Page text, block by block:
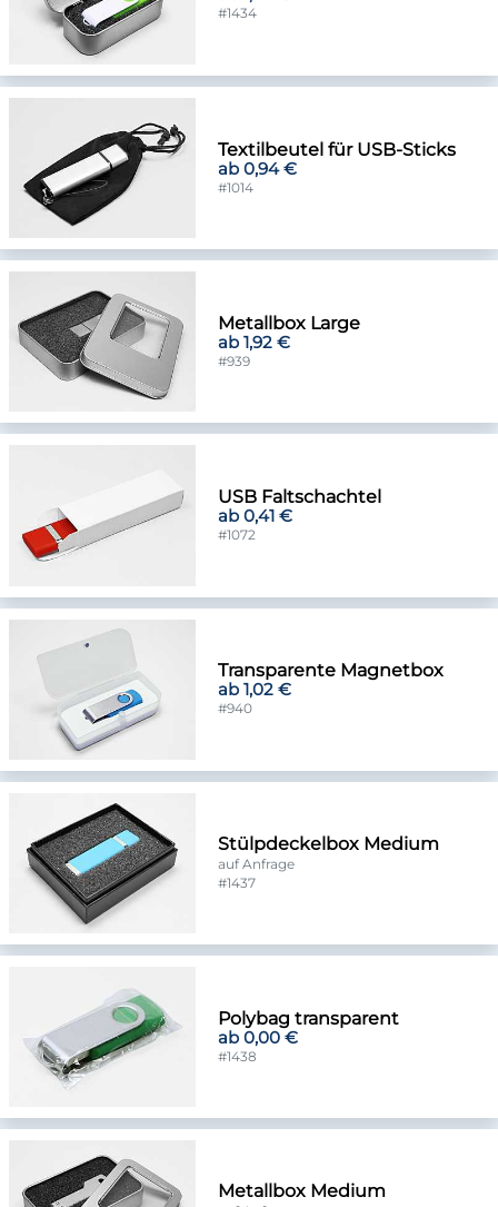
#1434
Textilbeutel für USB-Sticks
ab 0,94 €
#1014
Metallbox Large
ab 1,92 €
#939
USB Faltschachtel
ab 0,41 €
#1072
Transparente Magnetbox
ab 1,02 €
#940
Stülpdeckelbox Medium
auf Anfrage
#1437
Polybag transparent
ab 0,00 €
#1438
Metallbox Medium